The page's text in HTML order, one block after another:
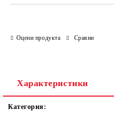
Оцени продукта Сравни
Характеристики
Категория: